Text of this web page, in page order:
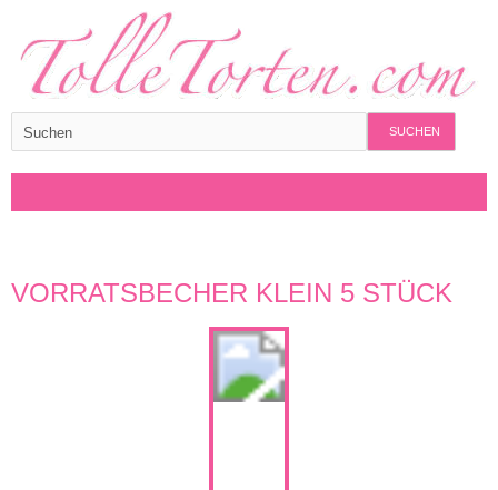
SUCHEN
VORRATSBECHER KLEIN 5 STÜCK